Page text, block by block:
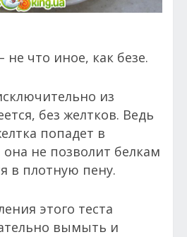
не что иное, как безе.
из
без желтков. Ведь
попадет в
не позволит белкам
в плотную пену.
этого теста
вымыть и